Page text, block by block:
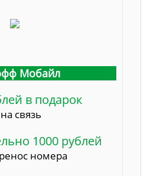
Мобайл
в подарок
на связь
1000 рублей
номера